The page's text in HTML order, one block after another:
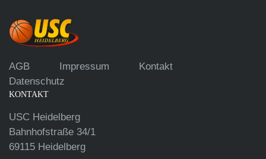
AGB Impressum
Kontakt
Datenschutz
KONTAKT
USC Heidelberg
Bahnhofstraße 34/1
69115 Heidelberg